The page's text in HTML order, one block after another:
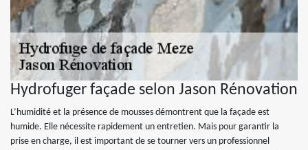
Hydrofuger façade selon Jason Rénovation
L’humidité et la présence de mousses démontrent que la façade est
humide. Elle nécessite rapidement un entretien. Mais pour garantir la
prise en charge, il est important de se tourner vers un professionnel